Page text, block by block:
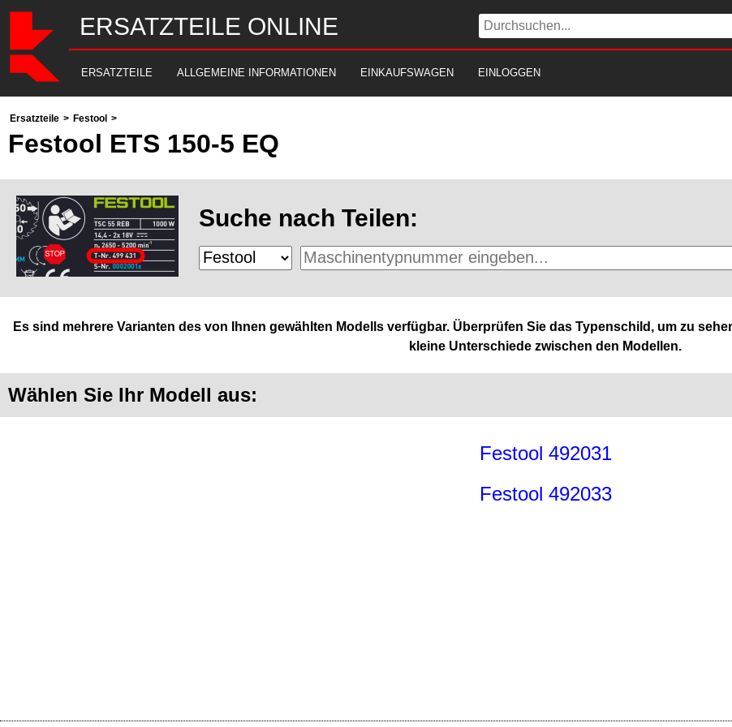
ERSATZTEILE ONLINE
ERSATZTEILE ALLGEMEINE INFORMATIONEN EINKAUFSWAGEN EINLOGGEN
Ersatzteile > Festool >
Festool ETS 150-5 EQ
Suche nach Teilen:
Es sind mehrere Varianten des von Ihnen gewählten Modells verfügbar. Überprüfen Sie das Typenschild, um zu
kleine Unterschiede zwischen den Modellen.
Wählen Sie Ihr Modell aus:
Festool 492031
Festool 492033